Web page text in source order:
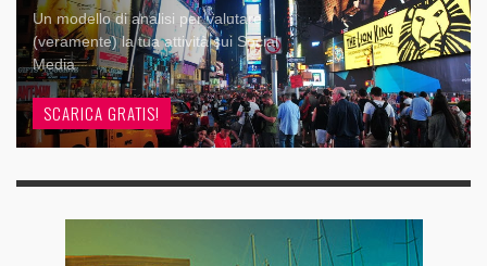
Un modello di analisi per valutare
(veramente) la tua attività sui Social
Media
SCARICA GRATIS!